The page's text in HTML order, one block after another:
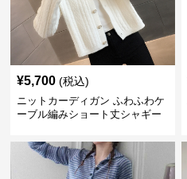
¥5,700 (税込)
ニットカーディガン ふわふわケ
ーブル編みショート丈シャギー